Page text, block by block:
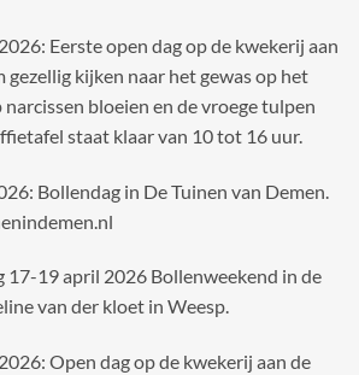
Eerste open dag op de kwekerij aan
gezellig kijken naar het gewas op het
bloeien en de vroege tulpen
staat klaar van 10 tot 16 uur.
Bollendag in De Tuinen van Demen.
17-19 april 2026 Bollenweekend in de
van der kloet in Weesp.
Open dag op de kwekerij aan de